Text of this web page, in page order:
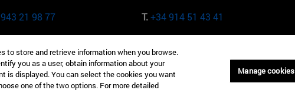
21 98 77
T.+34 914 51 43 41
57th St 10019-2201 Nueva York Maria-Theresia-Straße 15 81675
Múnich Alemania
to store and retrieve information when you browse.
you as a user, obtain information about your
is displayed. You can select the cookies you want
one of the two options. For more detailed
Manage cookies